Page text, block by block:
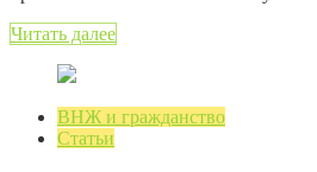
Читать далее
ВНЖ и гражданство
Статьи